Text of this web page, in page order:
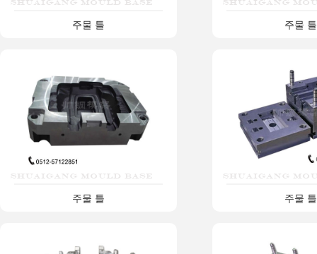
주물 틀 주물 틀
주물 틀 주물 틀